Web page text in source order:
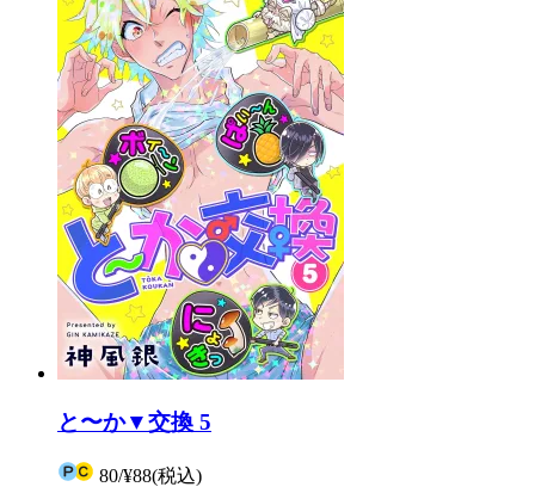
と〜か▼交換 5
80/¥88(税込)